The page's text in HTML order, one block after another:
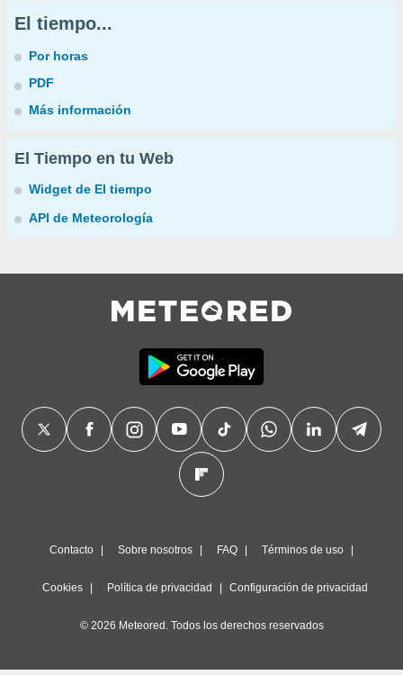
El tiempo...
Por horas
PDF
Más información
El Tiempo en tu Web
Widget de El tiempo
API de Meteorología
Contacto Sobre nosotros FAQ Términos de uso
Cookies Política de privacidad Configuración de privacidad
© 2026 Meteored. Todos los derechos reservados